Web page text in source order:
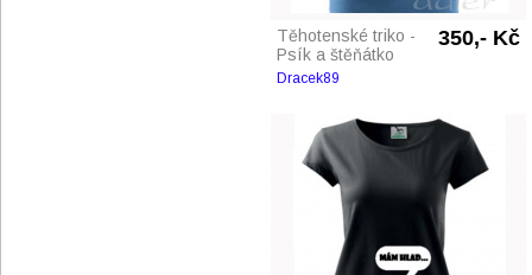
Těhotenské triko -
Psík a štěňátko
350,- Kč
Dracek89